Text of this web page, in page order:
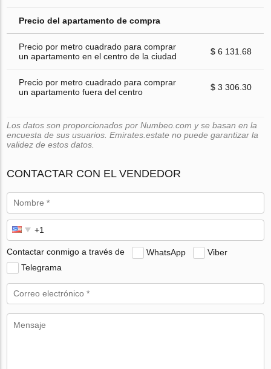
Precio del apartamento de compra
Precio por metro cuadrado para comprar
un apartamento en el centro de la ciudad
$ 6 131.68
Precio por metro cuadrado para comprar
un apartamento fuera del centro
$ 3 306.30
Los datos son proporcionados por Numbeo.com y se basan en la
encuesta de sus usuarios. Emirates.estate no puede garantizar la
validez de estos datos.
CONTACTAR CON EL VENDEDOR
Contactar conmigo a través de WhatsApp
Viber
Telegrama